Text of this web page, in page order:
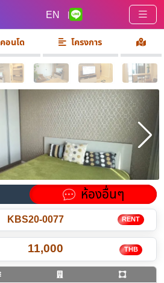
EN |
คอนโด โครงการ
ห้องอื่นๆ
KBS20-0077 RENT
11,000 THB